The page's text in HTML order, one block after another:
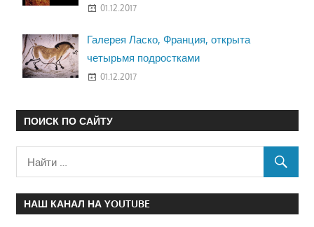
01.12.2017
Галерея Ласко, Франция, открыта
четырьмя подростками
01.12.2017
ПОИСК ПО САЙТУ
НАШ КАНАЛ НА YOUTUBE